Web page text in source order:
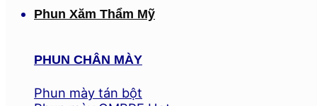
Phun Xăm Thẩm Mỹ
PHUN CHÂN MÀY
Phun mày tán bột